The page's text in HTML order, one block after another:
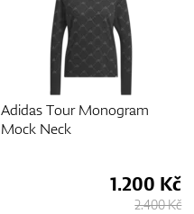
Adidas Cold.RDY Long
Sleeve Mock
1.200 Kč
2.400 Kč